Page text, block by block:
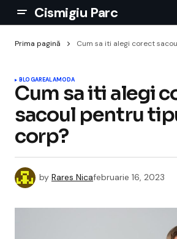
Cismigiu Parc
Prima pagină Cum sa iti alegi corect
BLOGAREALAMODA
Cum sa iti alegi
sacoul pentru
corp?
by Rares Nicafebruarie 16, 2023